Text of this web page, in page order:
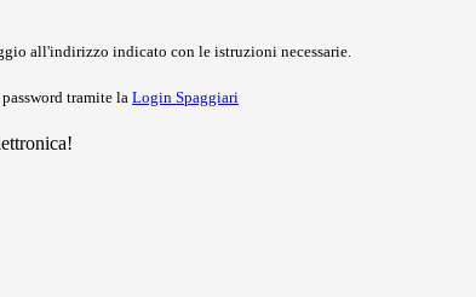
all'indirizzo indicato con le istruzioni necessarie.
tramite la Login Spaggiari